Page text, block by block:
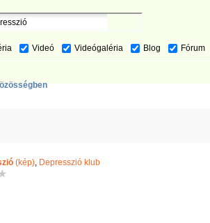
Videó Videógaléria Blog Fórum
(kép), Depresszió klub